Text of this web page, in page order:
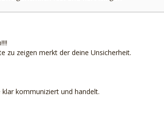
zu zeigen merkt der deine Unsicherheit.
kommuniziert und handelt.